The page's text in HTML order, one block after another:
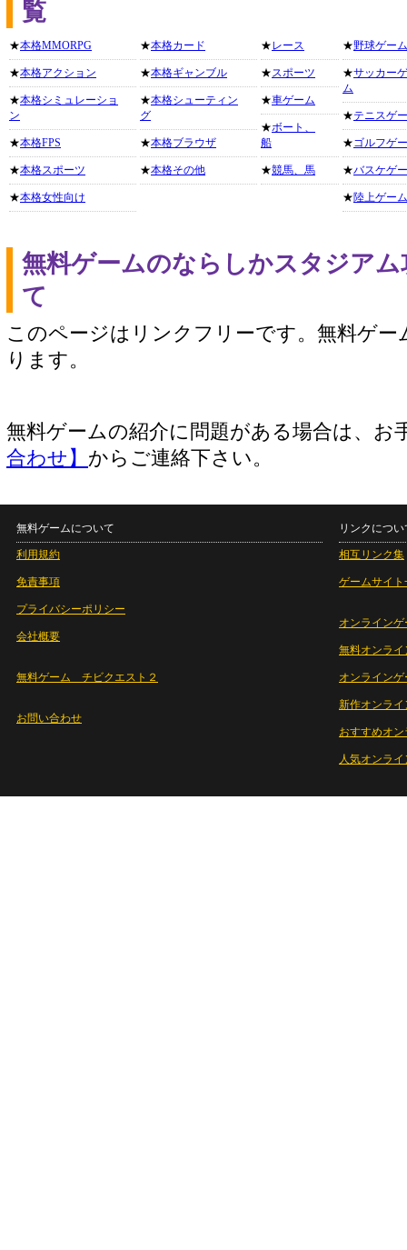
覧
★本格MMORPG
★本格アクション
★本格シミュレーショ
ン
★本格FPS
★本格スポーツ
★本格女性向け
★本格カード
★本格ギャンブル
★本格シューティン
グ
★本格ブラウザ
★本格その他
★レース
★スポーツ
★車ゲーム
★ボート、
船
★競馬、馬
★野球ゲーム
★サッカー
ム
★テニスゲ
★ゴルフゲ
★バスケゲ
★陸上ゲーム
無料ゲームのならしかスタジア
て
このページはリンクフリーです。無料ゲー
ります。
無料ゲームの紹介に問題がある場合は、お
合わせ】 からご連絡下さい。
無料ゲームについて
利用規約
免責事項
プライバシーポリシー
会社概要
無料ゲーム チビクエスト２
お問い合わせ
リンクについ
相互リンク集
ゲームサイト
オンラインゲ
無料オンライ
オンライン
新作オンライ
おすすめオ
人気オンラ